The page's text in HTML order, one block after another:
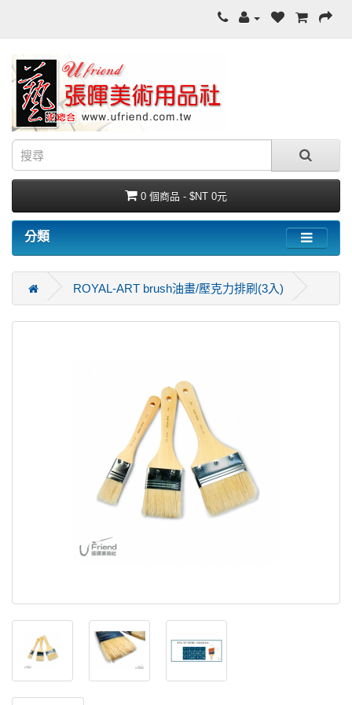
0 個商品 - $NT 0元
分類
ROYAL-ART brush油畫/壓克力排刷(3入)